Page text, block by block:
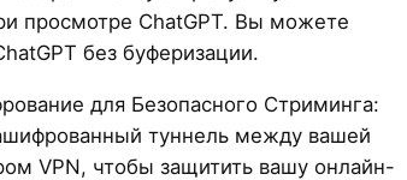
просмотре ChatGPT. Вы можете
без буферизации.
для Безопасного Стриминга:
туннель между вашей
VPN, чтобы защитить вашу онлайн-